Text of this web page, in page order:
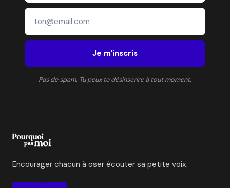
Je m'inscris
Pas de spam. Tu peux te désinscrire à tout moment.
Encourager chacun à oser écouter sa petite voix.